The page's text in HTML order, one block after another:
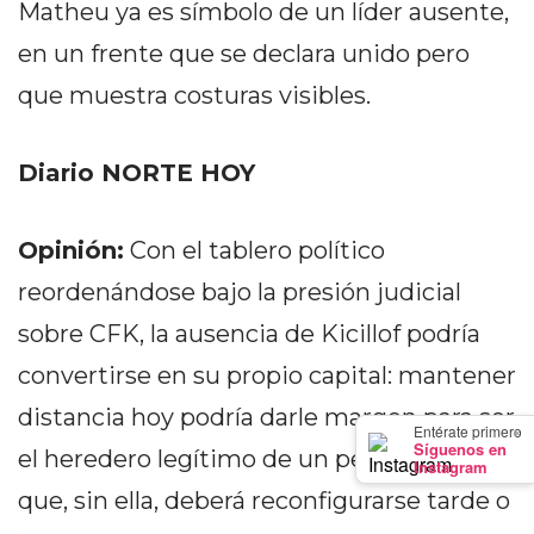
×
Entérate primero
Síguenos en
Instagram
GIMNASIO
DE
PRECIOS
SUPLEMENTOS
DEPORTIVOS
EN
PERGAMINO
SUPLEMENTOS
EN
PERGAMINO:
MEJORES
Matheu ya es símbolo de un líder ausente,
en un frente que se declara unido pero
que muestra costuras visibles.
Diario NORTE HOY
Opinión: Con el tablero político
reordenándose bajo la presión judicial
sobre CFK, la ausencia de Kicillof podría
convertirse en su propio capital: mantener
distancia hoy podría darle margen para ser
el heredero legítimo de un peronismo
que, sin ella, deberá reconfigurarse tarde o